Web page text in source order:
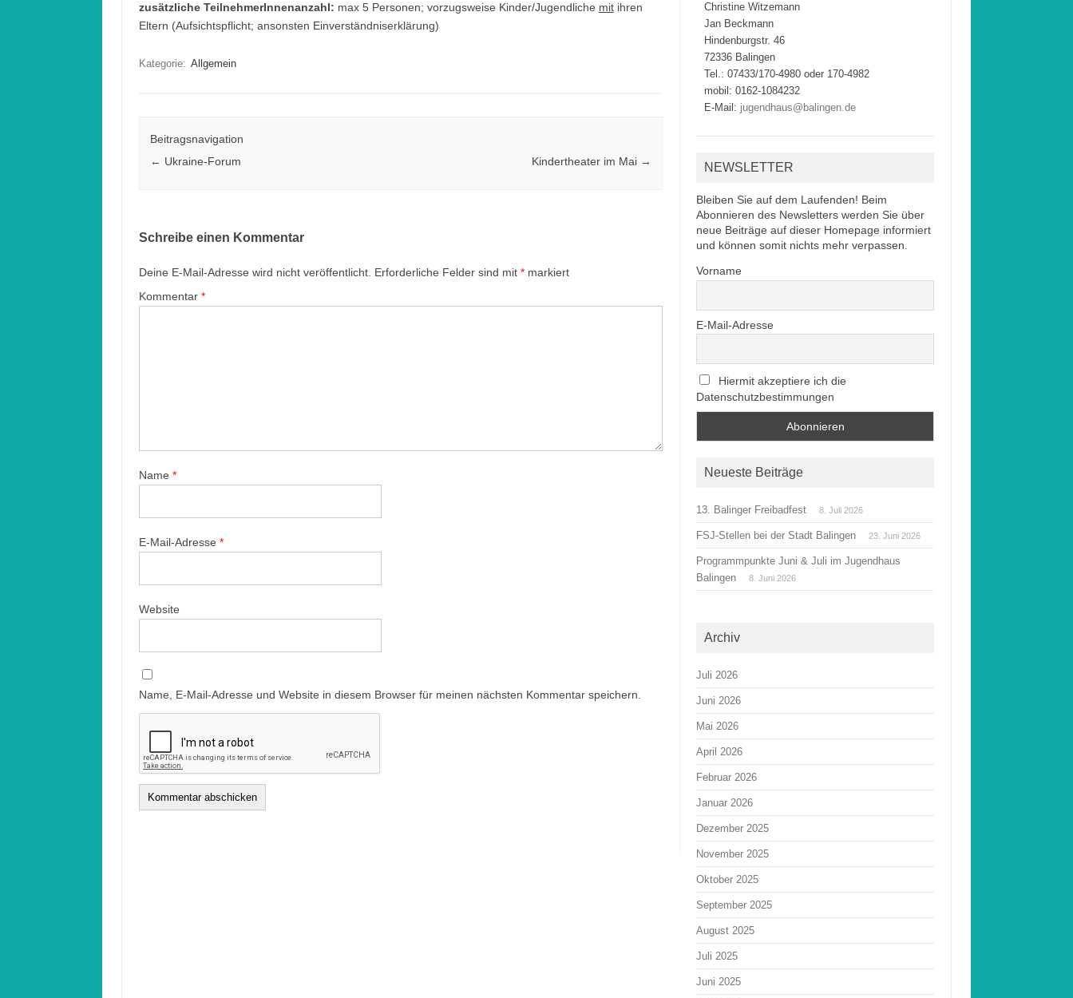
zusätzliche TeilnehmerInnenanzahl: max 5 Personen; vorzugsweise Kinder/Jugendliche mitihren
Eltern (Aufsichtspflicht; ansonsten Einverständniserklärung)
Kategorie: Allgemein
Beitragsnavigation
← Ukraine-Forum Kindertheater im Mai →
Schreibe einen Kommentar
Deine E-Mail-Adresse wird nicht veröffentlicht. Erforderliche Felder sind mit *markiert
Kommentar *
Name *
E-Mail-Adresse *
Website
Name, E-Mail-Adresse und Website in diesem Browser für meinen nächsten Kommentar speichern.
Christine Witzemann
Jan Beckmann
Hindenburgstr. 46
72336 Balingen
Tel.: 07433/170-4980 oder 170-4982
mobil: 0162-1084232
E-Mail: jugendhaus@balingen.de
NEWSLETTER
Bleiben Sie auf dem Laufenden! Beim
Abonnieren des Newsletters werden Sie über
neue Beiträge auf dieser Homepage informiert
und können somit nichts mehr verpassen.
Vorname
E-Mail-Adresse
Hiermit akzeptiere ich die
Datenschutzbestimmungen
Neueste Beiträge
13. Balinger Freibadfest 8. Juli 2026
FSJ-Stellen bei der Stadt Balingen 23. Juni 2026
Programmpunkte Juni & Juli im Jugendhaus
Balingen
8. Juni 2026
Archiv
Juli 2026
Juni 2026
Mai 2026
April 2026
Februar 2026
Januar 2026
Dezember 2025
November 2025
Oktober 2025
September 2025
August 2025
Juli 2025
Juni 2025